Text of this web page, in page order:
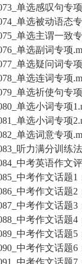
单选感叹句专项
单选被动语态专
单选主谓一致专
单选副词专项
单选疑问词专项
单选连词专项
单选祈使句专项
单选小词专项
单选小词专项
单选词意专项
听力满分训练法
中考英语作文评
中考作文话题1
中考作文话题2
中考作文话题3
中考作文话题4
中考作文话题5
中考作文话题6
中考作文话题7